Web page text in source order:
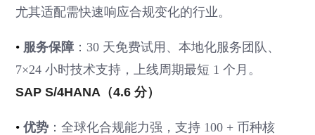
尤其适配需快速响应合规变化的行业。
• 服务保障 ：30 天免费试用、本地化服务团队、
7×24 小时技术支持，上线周期最短 1 个月。
SAP S/4HANA（4.6 分）
•优势 ：全球化合规能力强，支持 100 + 币种核